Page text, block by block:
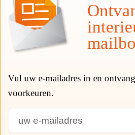
Vul uw e-mailadres in en
voorkeuren.